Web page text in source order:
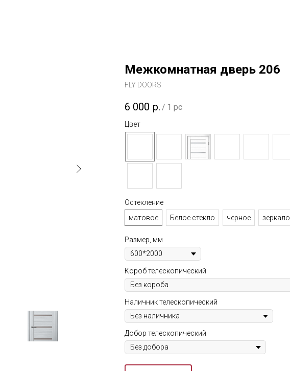
Межкомнатная дверь 206
FLY DOORS
6 000 р. / 1 pc
Цвет
Остекление
матовое
Белое стекло черное зеркало
Размер, мм
Короб телескопический
Наличник телескопический
Добор телескопический